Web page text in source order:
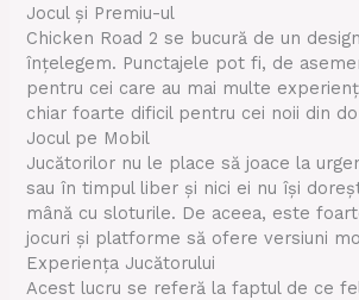
Jocul și Premiu-ul
Chicken Road 2 se bucură de un
înțelegem. Punctajele pot fi, de
pentru cei care au mai multe
chiar foarte dificil pentru cei noii din
Jocul pe Mobil
Jucătorilor nu le place să joace la
sau în timpul liber și nici ei nu își
mână cu sloturile. De aceea, este
jocuri și platforme să ofere versiuni
Experiența Jucătorului
Acest lucru se referă la faptul de ce